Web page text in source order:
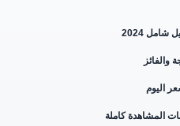
اليوم